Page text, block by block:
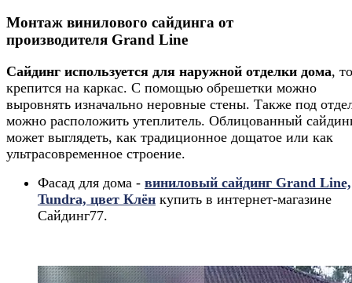
Монтаж винилового сайдинга от
производителя Grand Line
Сайдинг используется для наружной отделки дома,
крепится на каркас. С помощью обрешетки можно
выровнять изначально неровные стены. Также под
можно расположить утеплитель. Облицованный
может выглядеть, как традиционное дощатое или как
ультрасовременное строение.
Фасад для дома - виниловый сайдинг Grand Line,
Tundra, цвет Клён купить в интернет-магазине
Сайдинг77.